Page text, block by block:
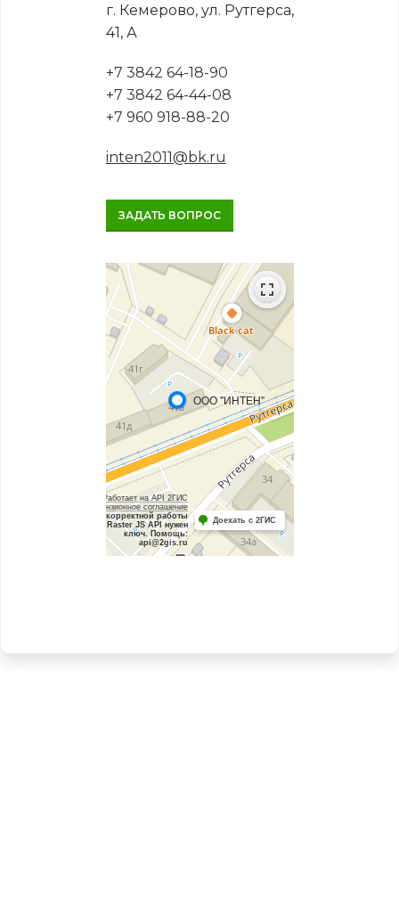
г. Кемерово, ул. Рутгерса,
41, А
+7 3842 64-18-90
+7 3842 64-44-08
+7 960 918-88-20
inten2011@bk.ru
ЗАДАТЬ ВОПРОС